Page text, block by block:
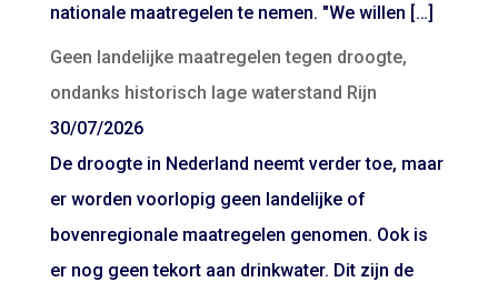
nationale maatregelen te nemen. "We willen […]
Geen landelijke maatregelen tegen droogte,
ondanks historisch lage waterstand Rijn
30/07/2026
De droogte in Nederland neemt verder toe, maar
er worden voorlopig geen landelijke of
bovenregionale maatregelen genomen. Ook is
er nog geen tekort aan drinkwater. Dit zijn de